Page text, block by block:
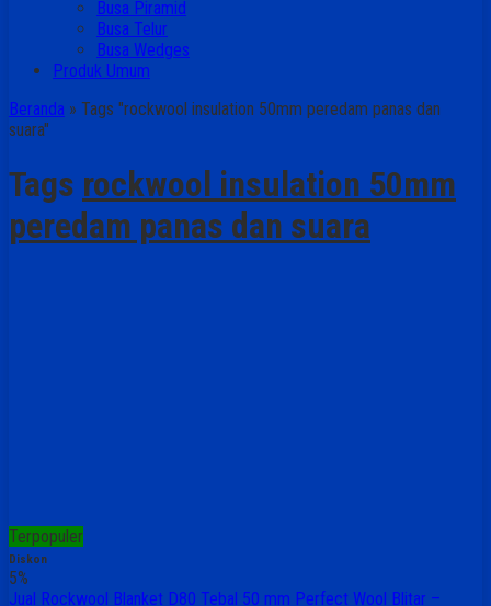
Busa Piramid
Busa Telur
Busa Wedges
Produk Umum
Beranda » Tags "rockwool insulation 50mm peredam panas dan
suara"
Tags rockwool insulation 50mm
peredam panas dan suara
Terpopuler
Diskon
5%
Jual Rockwool Blanket D80 Tebal 50 mm Perfect Wool Blitar –